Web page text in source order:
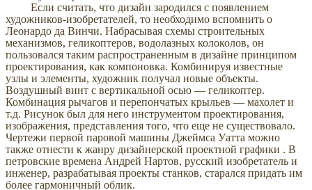
Если считать, что дизайн зародился с появлением
художников-изобретателей, то необходимо вспомнить о
Леонардо да Винчи. Набрасывая схемы строительных
механизмов, геликоптеров, водолазных колоколов, он
пользовался таким распространенным в дизайне принципом
проектирования, как компоновка. Комбинируя известные
узлы и элементы, художник получал новые объекты.
Воздушный винт с вертикальной осью — геликоптер.
Комбинация рычагов и перепончатых крыльев — махолет и
т.д. Рисунок был для него инструментом проектирования,
изображения, представления того, что еще не существовало.
Чертежи первой паровой машины Джеймса Уатта можно
также отнести к жанру дизайнерской проектной графики . В
петровские времена Андрей Нартов, русский изобретатель и
инженер, разрабатывая проекты станков, старался придать им
более гармоничный облик.